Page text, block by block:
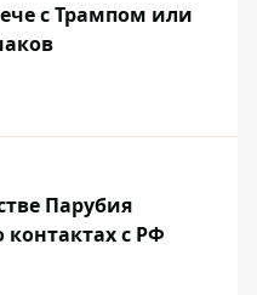
с Трампом или
Парубия
контактах с РФ